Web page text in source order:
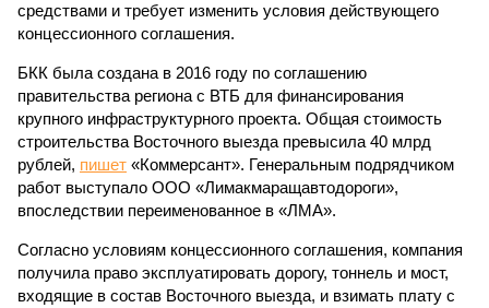
средствами и требует изменить условия действующего
концессионного соглашения.
БКК была создана в 2016 году по соглашению
правительства региона с ВТБ для финансирования
крупного инфраструктурного проекта. Общая стоимость
строительства Восточного выезда превысила 40 млрд
рублей, пишет «Коммерсант». Генеральным подрядчиком
работ выступало ООО «Лимакмаращавтодороги»,
впоследствии переименованное в «ЛМА».
Согласно условиям концессионного соглашения, компания
получила право эксплуатировать дорогу, тоннель и мост,
входящие в состав Восточного выезда, и взимать плату с